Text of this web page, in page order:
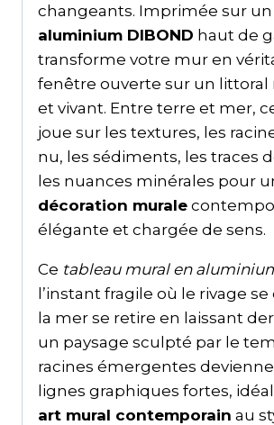
changeants. Imprimée sur un
aluminium DIBOND haut de
transforme votre mur en
fenêtre ouverte sur un littoral
et vivant. Entre terre et mer,
joue sur les textures, les
nu, les sédiments, les traces
les nuances minérales pour
décoration murale
élégante et chargée de sens.
Ce tableau mural en
l’instant fragile où le rivage se
la mer se retire en laissant
un paysage sculpté par le
racines émergentes
lignes graphiques fortes,
art mural contemporain au